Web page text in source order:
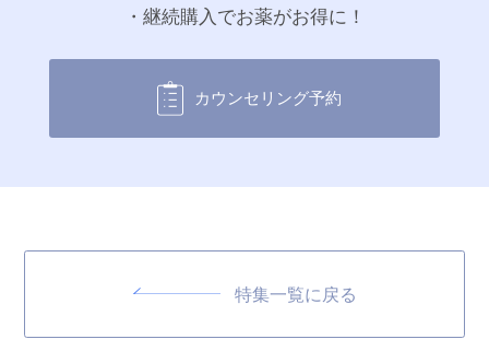
・継続購入でお薬がお得に！
カウンセリング予約
特集一覧に戻る